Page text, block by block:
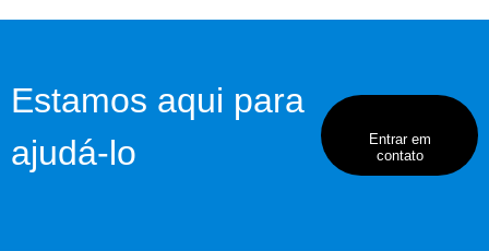
Estamos aqui para
ajudá-lo
Entrar em
contato